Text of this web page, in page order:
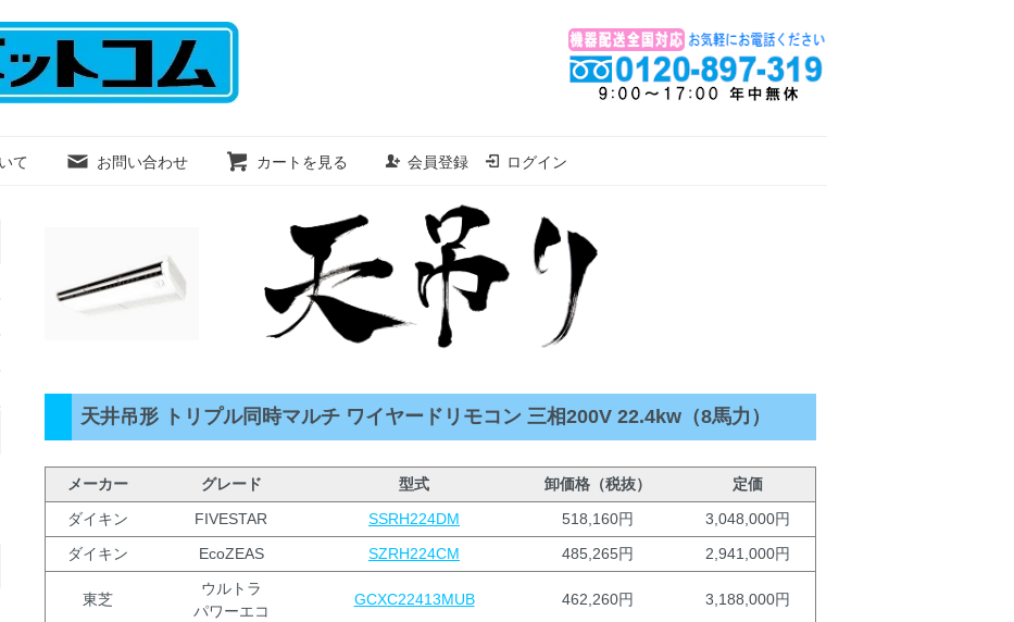
て お問い合わせ カートを見る 会員登録 ログイン
天井吊形 トリプル同時マルチ ワイヤードリモコン 三相200V 22.4kw（8馬力）
メーカー グレード 型式 卸価格（税抜）
定価
ダイキン
FIVESTAR SSRH224DM 518,160円
3,048,000円
ダイキン
EcoZEAS SZRH224CM 485,265円 2,941,000円
東芝
ウルトラ
パワーエコ
GCXC22413MUB 462,260円 3,188,000円